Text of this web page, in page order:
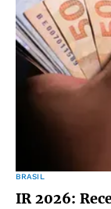
BRASIL
IR 2026: